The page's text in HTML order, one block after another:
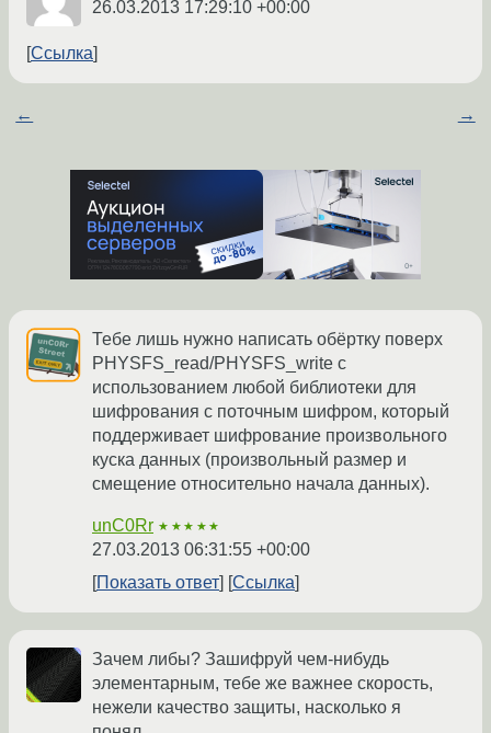
26.03.2013 17:29:10 +00:00
Ссылка
← →
Тебе лишь нужно написать обёртку поверх
PHYSFS_read/PHYSFS_write с
использованием любой библиотеки для
шифрования с поточным шифром, который
поддерживает шифрование произвольного
куска данных (произвольный размер и
смещение относительно начала данных).
unC0Rr ★★★★★
27.03.2013 06:31:55 +00:00
Показать ответ
Ссылка
Зачем либы? Зашифруй чем-нибудь
элементарным, тебе же важнее скорость,
нежели качество защиты, насколько я